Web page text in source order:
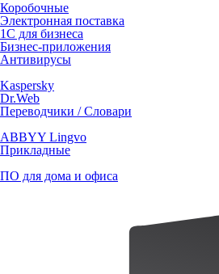
Коробочные
Электронная поставка
1С для бизнеса
Бизнес-приложения
Антивирусы
Kaspersky
Dr.Web
Переводчики / Словари
ABBYY Lingvo
Прикладные
ПО для дома и офиса